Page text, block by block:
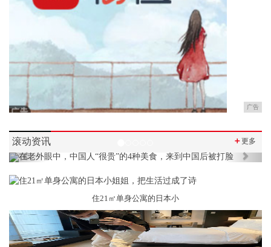
广告
滚动资讯 ＋更多
Previous Next
住21㎡单身公寓的日本小